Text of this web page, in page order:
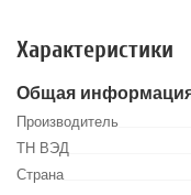
Характеристики
Общая
Производитель
ТН ВЭД
Страна